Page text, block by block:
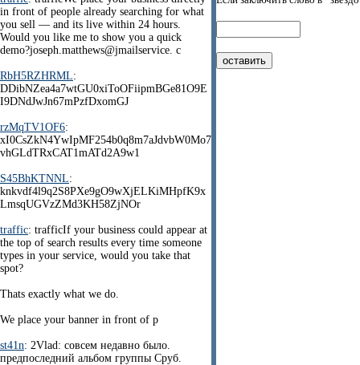
in front of people already searching for what
you sell — and its live within 24 hours.
Would you like me to show you a quick
demo?joseph.matthews@jmailservice. c
RbH5RZHRML:
DDibNZea4a7wtGU0xiToOFiipmBGe81O9E
I9DNdJwJn67mPzfDxomGJ
rzMqTV1OF6:
xI0CsZkN4YwIpMF254b0q8m7aJdvbW0Mo7
vhGLdTRxCAT1mATd2A9w1
S45BhKTNNL:
knkvdf4l9q2S8PXe9gO9wXjELKiMHpfK9x
LmsqUGVzZMd3KH58ZjNOr
traffic: trafficIf your business could appear at
the top of search results every time someone
types in your service, would you take that
spot?
Thats exactly what we do.
We place your banner in front of p
st41n: 2Vlad: совсем недавно было.
предпоследний альбом группы Сруб.